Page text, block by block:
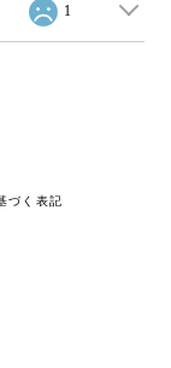
1
づく表記